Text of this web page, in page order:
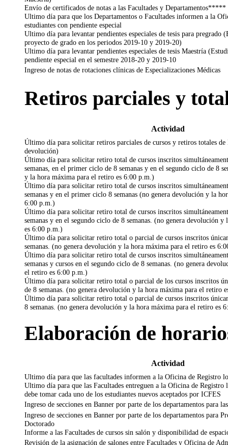
Envío de certificados de notas a las Facultades y Departamentos*****
Ultimo día para que los Departamentos o Facultades informen a la
estudiantes con pendiente especial
Ultimo día para levantar pendientes especiales de tesis para pregrado
proyecto de grado en los periodos 2019-10 y 2019-20)
Ultimo día para levantar pendientes especiales de tesis Maestría
pendiente especial en el semestre 2018-20 y 2019-10
Ingreso de notas de rotaciones clínicas de Especializaciones Médicas
Retiros parciales y
Actividad
Último día para solicitar retiros parciales de cursos y retiros totales
devolución)
Último día para solicitar retiro total de cursos inscritos
semanas, en el primer ciclo de 8 semanas y en el segundo ciclo de 8
y la hora máxima para el retiro es 6:00 p.m.)
Último día para solicitar retiro total de cursos inscritos
semanas y en el primer ciclo 8 semanas (no genera devolución y la
6:00 p.m.)
Último día para solicitar retiro total de cursos inscritos
semanas y en el segundo ciclo de 8 semanas. (no genera devolución
es 6:00 p.m.)
Último día para solicitar retiro total o parcial de cursos inscritos
semanas. (no genera devolución y la hora máxima para el retiro es
Último día para solicitar retiro total de cursos inscritos
semanas y cursos en el segundo ciclo de 8 semanas. (no genera
el retiro es 6:00 p.m.)
Último día para solicitar retiro total o parcial de los cursos inscritos
de 8 semanas. (no genera devolución y la hora máxima para el retiro
Último día para solicitar retiro total o parcial de cursos inscritos
8 semanas. (no genera devolución y la hora máxima para el retiro es
Elaboración de
Actividad
Ultimo día para que las facultades informen a la Oficina de Registro
Ultimo día para que las Facultades entreguen a la Oficina de Registro
debe tomar cada uno de los estudiantes nuevos aceptados por ICFES
Ingreso de secciones en Banner por parte de los departamentos para
Ingreso de secciones en Banner por parte de los departamentos para
Doctorado
Informe a las Facultades de cursos sin salón y disponibilidad de
Revisión de la asignación de salones entre Facultades y Oficina de